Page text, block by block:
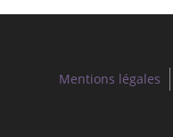
Mentions légales